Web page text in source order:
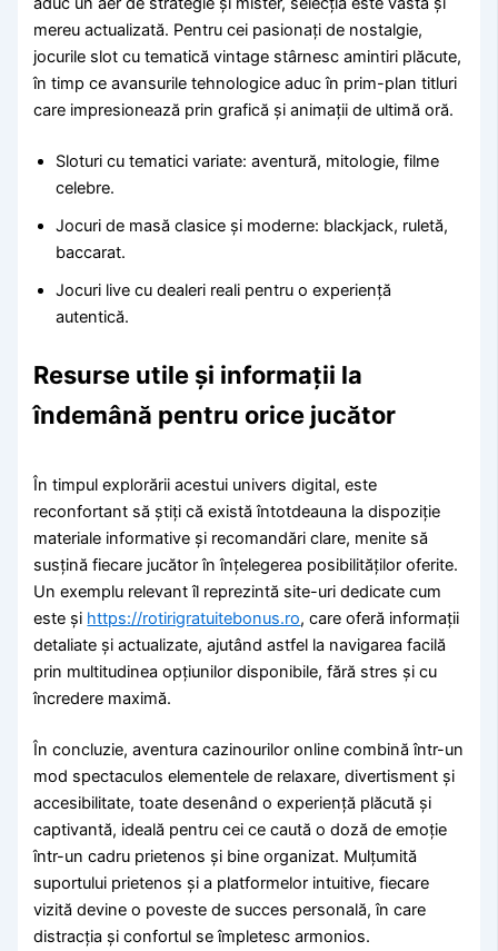
mereu actualizată. Pentru cei pasionați de nostalgie,
jocurile slot cu tematică vintage stârnesc amintiri plăcute,
în timp ce avansurile tehnologice aduc în prim-plan titluri
care impresionează prin grafică și animații de ultimă oră.
Sloturi cu tematici variate: aventură, mitologie, filme
celebre.
Jocuri de masă clasice și moderne: blackjack, ruletă,
baccarat.
Jocuri live cu dealeri reali pentru o experiență
autentică.
Resurse utile și informații la
îndemână pentru orice jucător
În timpul explorării acestui univers digital, este
reconfortant să știți că există întotdeauna la dispoziție
materiale informative și recomandări clare, menite să
susțină fiecare jucător în înțelegerea posibilităților oferite.
Un exemplu relevant îl reprezintă site-uri dedicate cum
este și https://rotirigratuitebonus.ro, care oferă informații
detaliate și actualizate, ajutând astfel la navigarea facilă
prin multitudinea opțiunilor disponibile, fără stres și cu
încredere maximă.
În concluzie, aventura cazinourilor online combină într-un
mod spectaculos elementele de relaxare, divertisment și
accesibilitate, toate desenând o experiență plăcută și
captivantă, ideală pentru cei ce caută o doză de emoție
într-un cadru prietenos și bine organizat. Mulțumită
suportului prietenos și a platformelor intuitive, fiecare
vizită devine o poveste de succes personală, în care
distracția și confortul se împletesc armonios.